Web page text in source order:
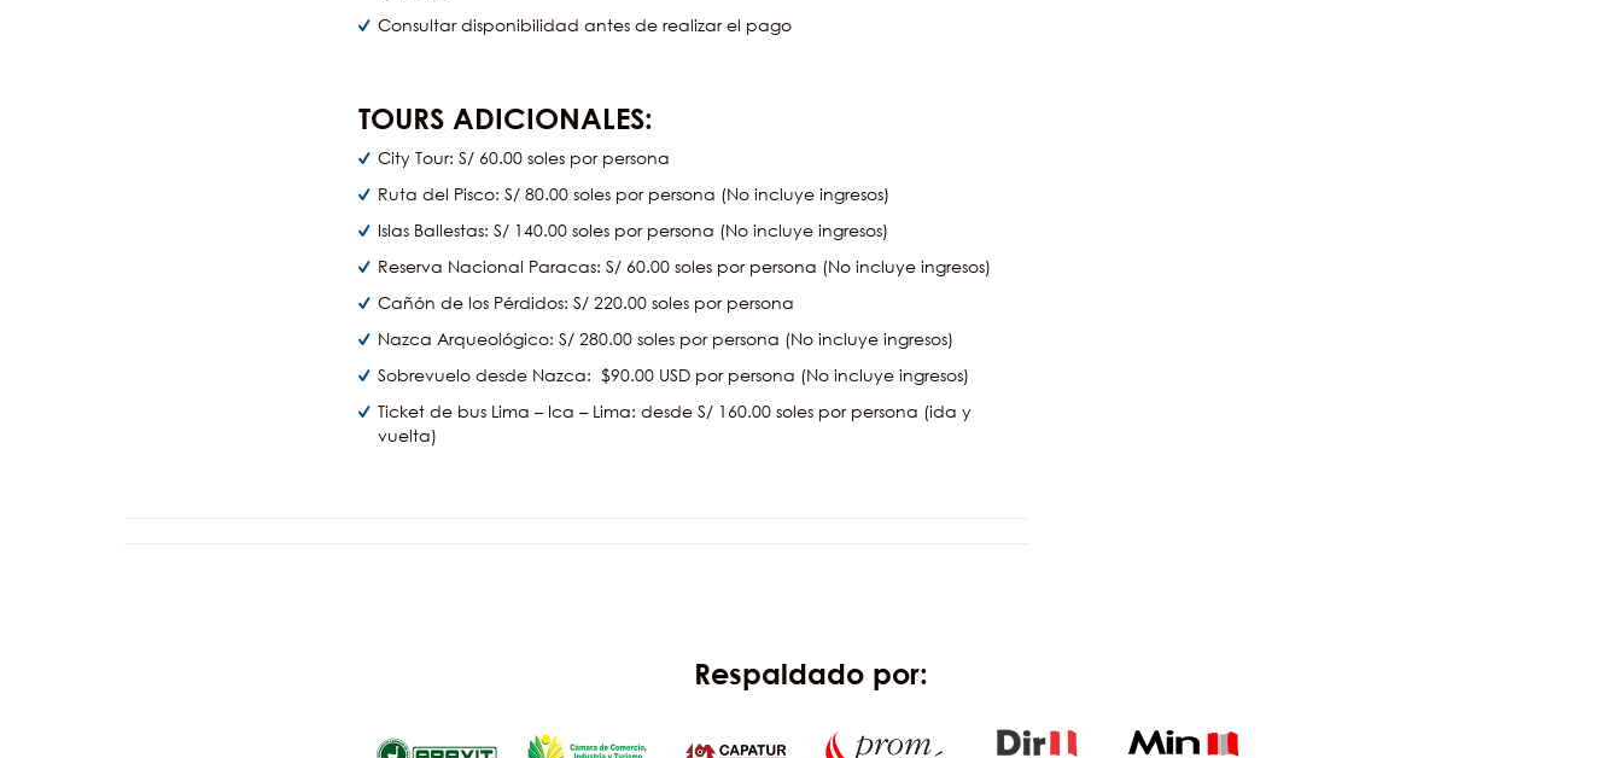
Consultar disponibilidad antes de realizar el pago
TOURS ADICIONALES:
City Tour: S/ 60.00 soles por persona
Ruta del Pisco: S/ 80.00 soles por persona (No incluye ingresos)
Islas Ballestas: S/ 140.00 soles por persona (No incluye ingresos)
Reserva Nacional Paracas: S/ 60.00 soles por persona (No incluye ingresos)
Cañón de los Pérdidos: S/ 220.00 soles por persona
Nazca Arqueológico: S/ 280.00 soles por persona (No incluye ingresos)
Sobrevuelo desde Nazca: $90.00 USD por persona (No incluye ingresos)
Ticket de bus Lima – Ica – Lima: desde S/ 160.00 soles por persona (ida y
vuelta)
Respaldado por: